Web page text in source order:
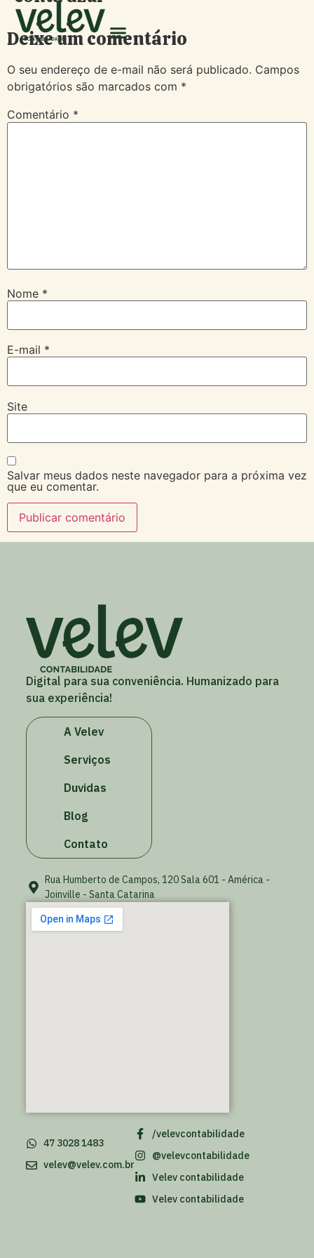
Deixe um comentário
O seu endereço de e-mail não será publicado. Campos
obrigatórios são marcados com *
Comentário *
Nome *
E-mail *
Site
Salvar meus dados neste navegador para a próxima vez
que eu comentar.
Digital para sua conveniência. Humanizado para
sua experiência!
A Velev
Serviços
Duvidas
Blog
Contato
Rua Humberto de Campos, 120 Sala 601 - América -
Joinville - Santa Catarina
/velevcontabilidade
@velevcontabilidade
Velev contabilidade
Velev contabilidade
47 3028 1483
velev@velev.com.br